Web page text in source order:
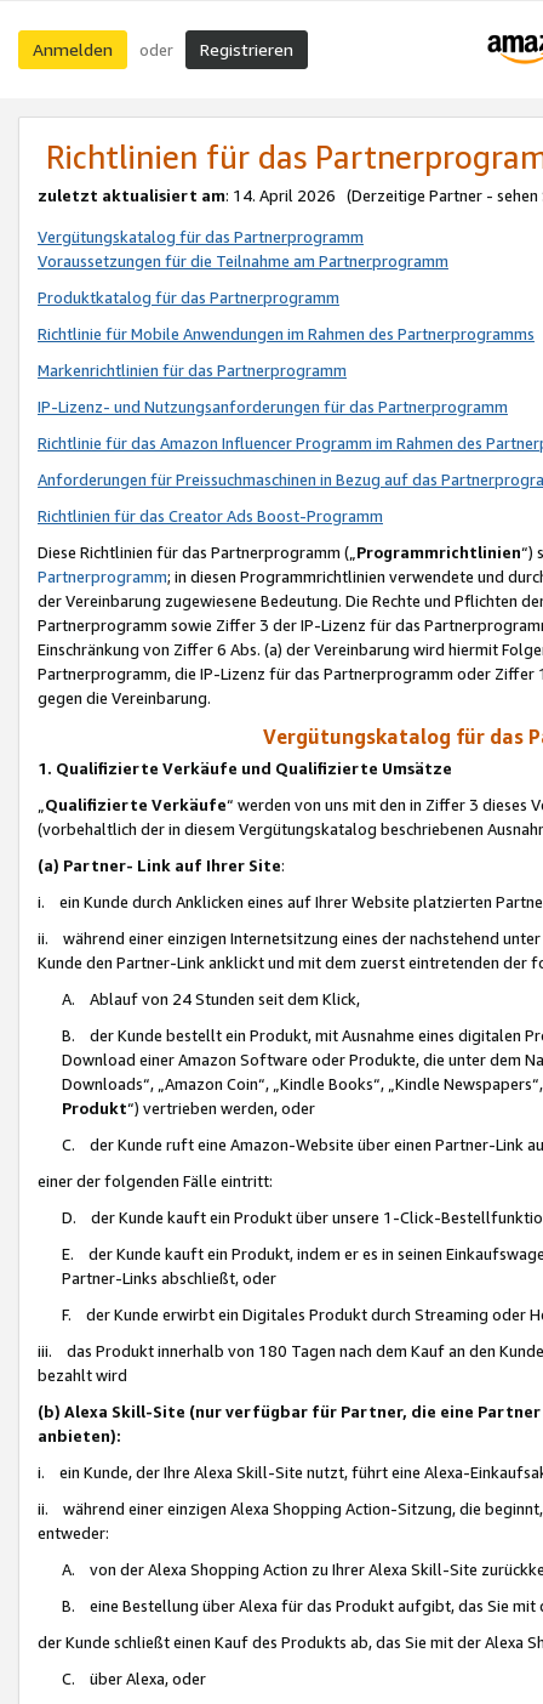
Anmelden oder Registrieren
Richtlinien für das
zuletzt aktualisiert am: 14. April 2026 (Derzeitige Partner - sehen
Vergütungskatalog für das Partnerprogramm
Voraussetzungen für die Teilnahme am Partnerprogramm
Produktkatalog für das Partnerprogramm
Richtlinie für Mobile Anwendungen im Rahmen des Partnerprogramms
Markenrichtlinien für das Partnerprogramm
IP-Lizenz- und Nutzungsanforderungen für das Partnerprogramm
Richtlinie für das Amazon Influencer Programm im Rahmen des
Anforderungen für Preissuchmaschinen in Bezug auf das
Richtlinien für das Creator Ads Boost-Programm
Diese Richtlinien für das Partnerprogramm („Programmrichtlinien“)
Partnerprogramm; in diesen Programmrichtlinien verwendete und
der Vereinbarung zugewiesene Bedeutung. Die Rechte und Pflichten
Partnerprogramm sowie Ziffer 3 der IP-Lizenz für das
Einschränkung von Ziffer 6 Abs. (a) der Vereinbarung wird hiermit
Partnerprogramm, die IP-Lizenz für das Partnerprogramm oder
gegen die Vereinbarung.
Vergütungskatalog für das
1. Qualifizierte Verkäufe und Qualifizierte Umsätze
Qualifizierte Verkäufe“ werden von uns mit den in Ziffer 3
(vorbehaltlich der in diesem Vergütungskatalog beschriebenen
(a) Partner- Link auf Ihrer Site:
i. ein Kunde durch Anklicken eines auf Ihrer Website platzierten
ii. während einer einzigen Internetsitzung eines der nachstehend
Kunde den Partner-Link anklickt und mit dem zuerst eintretenden der
A. Ablauf von 24 Stunden seit dem Klick,
B. der Kunde bestellt ein Produkt, mit Ausnahme eines digitalen
Download einer Amazon Software oder Produkte, die unter dem
Downloads“, „Amazon Coin“, „Kindle Books“, „Kindle
Produkt“) vertrieben werden, oder
C. der Kunde ruft eine Amazon-Website über einen Partner-Link
einer der folgenden Fälle eintritt:
D. der Kunde kauft ein Produkt über unsere 1-Click-
E. der Kunde kauft ein Produkt, indem er es in seinen
Partner-Links abschließt, oder
F. der Kunde erwirbt ein Digitales Produkt durch Streaming oder
iii. das Produkt innerhalb von 180 Tagen nach dem Kauf an den
bezahlt wird
(b) Alexa Skill-Site (nur verfügbar für Partner, die eine
anbieten):
i. ein Kunde, der Ihre Alexa Skill-Site nutzt, führt eine Alexa-
ii. während einer einzigen Alexa Shopping Action-Sitzung, die
entweder:
A. von der Alexa Shopping Action zu Ihrer Alexa Skill-Site
B. eine Bestellung über Alexa für das Produkt aufgibt, das Sie mit
der Kunde schließt einen Kauf des Produkts ab, das Sie mit der Alexa
C. über Alexa, oder